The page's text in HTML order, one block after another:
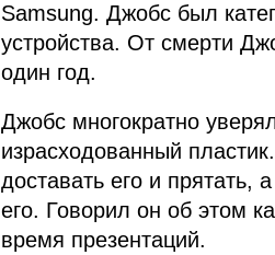
Samsung. Джобс был
устройства. От смерти
один год.
Джобс многократно
израсходованный
доставать его и прятать,
его. Говорил он об этом
время презентаций.